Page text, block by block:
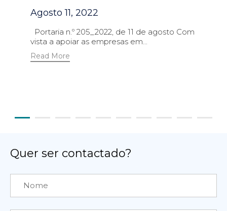
Agosto 11, 2022
Portaria n.º 205_2022, de 11 de agosto Com
vista a apoiar as empresas em...
Read More
Quer ser contactado?